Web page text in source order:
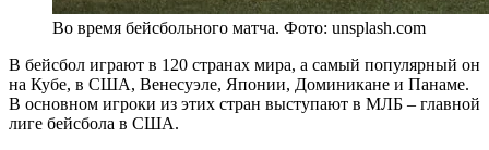
Во время бейсбольного матча. Фото: unsplash.com
В бейсбол играют в 120 странах мира, а самый популярный он
на Кубе, в США, Венесуэле, Японии, Доминикане и Панаме.
В основном игроки из этих стран выступают в МЛБ – главной
лиге бейсбола в США.